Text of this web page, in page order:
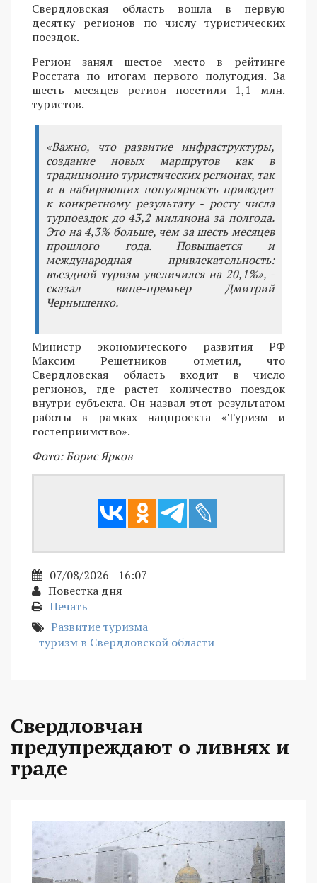
Свердловская область вошла в первую
десятку регионов по числу туристических
поездок.
Регион занял шестое место в рейтинге
Росстата по итогам первого полугодия. За
шесть месяцев регион посетили 1,1 млн.
туристов.
«Важно, что развитие инфраструктуры,
создание новых маршрутов как в
традиционно туристических регионах, так
и в набирающих популярность приводит
к конкретному результату - росту числа
турпоездок до 43,2 миллиона за полгода.
Это на 4,3% больше, чем за шесть месяцев
прошлого года. Повышается и
международная привлекательность:
въездной туризм увеличился на 20,1%», -
сказал вице-премьер Дмитрий
Чернышенко.
Министр экономического развития РФ
Максим Решетников отметил, что
Свердловская область входит в число
регионов, где растет количество поездок
внутри субъекта. Он назвал этот результатом
работы в рамках нацпроекта «Туризм и
гостеприимство».
Фото: Борис Ярков
07/08/2026 - 16:07
Повестка дня
Печать
Развитие туризма
туризм в Свердловской области
Свердловчан
предупреждают о ливнях и
граде